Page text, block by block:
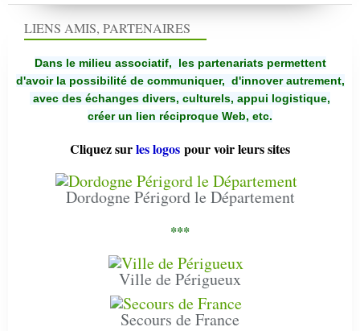
LIENS AMIS, PARTENAIRES
Dans le milieu associatif, les partenariats permettent
d'avoir la possibilité de communiquer, d'innover autrement,
avec des échanges divers, culturels, appui logistique,
créer un lien réciproque Web, etc.
Cliquez surles logos pour voir leurs sites
Dordogne Périgord le Département
***
Ville de Périgueux
Secours de France